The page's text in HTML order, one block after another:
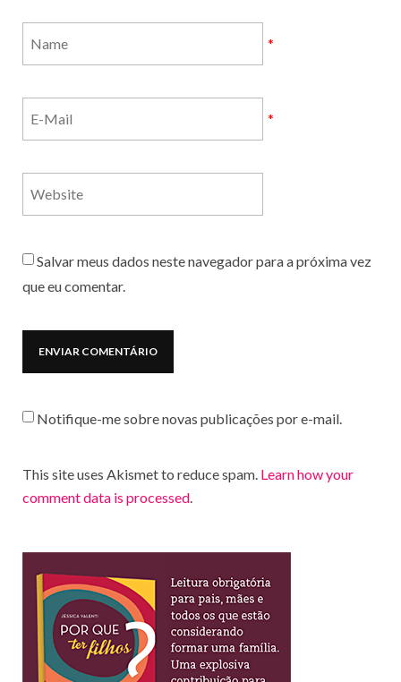
*
*
Salvar meus dados neste navegador para a próxima vez
que eu comentar.
Notifique-me sobre novas publicações por e-mail.
This site uses Akismet to reduce spam. Learn how your
comment data is processed